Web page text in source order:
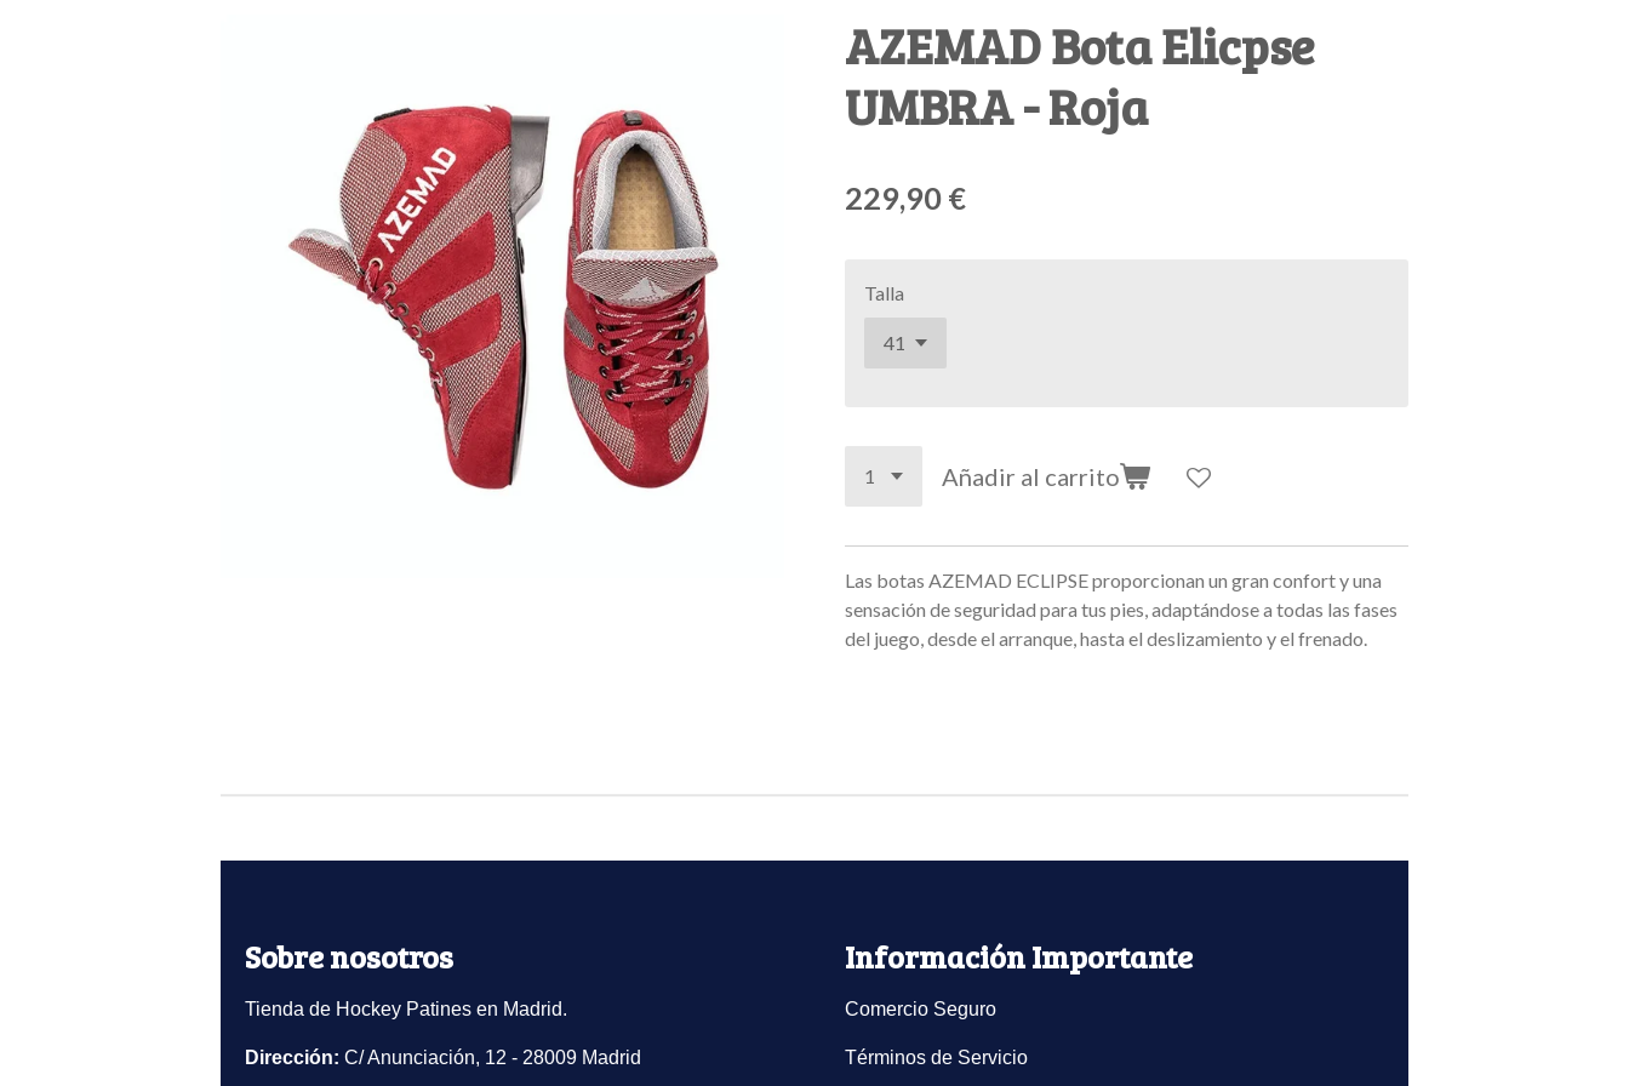
AZEMAD Bota Elicpse
UMBRA - Roja
229,90 €
Talla
Añadir al carrito
Las botas AZEMAD ECLIPSE proporcionan un gran confort y una
sensación de seguridad para tus pies, adaptándose a todas las fases
del juego, desde el arranque, hasta el deslizamiento y el frenado.
Sobre nosotros
Tienda de Hockey Patines en Madrid.
Dirección: C/ Anunciación, 12 - 28009 Madrid
Información Importante
Comercio Seguro
Términos de Servicio